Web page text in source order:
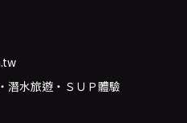
潛水旅遊・ＳＵＰ體驗